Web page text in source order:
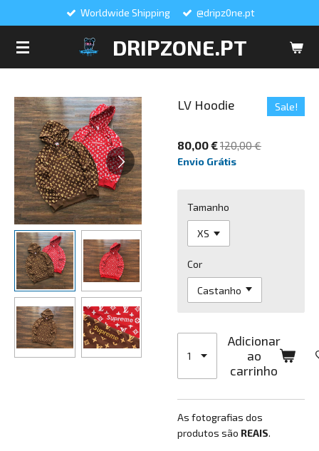
DRIPZONE.PT
Worldwide Shipping @dripz0ne.pt
LV Hoodie Sale!
80,00 €120,00 €
Envio Grátis
Tamanho
Cor
Adicionar
ao
carrinho
As fotografias dos
produtos são REAIS.